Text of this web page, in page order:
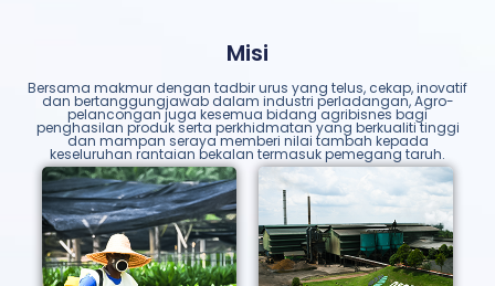
Misi
Bersama makmur dengan tadbir urus yang telus, cekap, inovatif
dan bertanggungjawab dalam industri perladangan, Agro-
pelancongan juga kesemua bidang agribisnes bagi
penghasilan produk serta perkhidmatan yang berkualiti tinggi
dan mampan seraya memberi nilai tambah kepada
keseluruhan rantaian bekalan termasuk pemegang taruh.